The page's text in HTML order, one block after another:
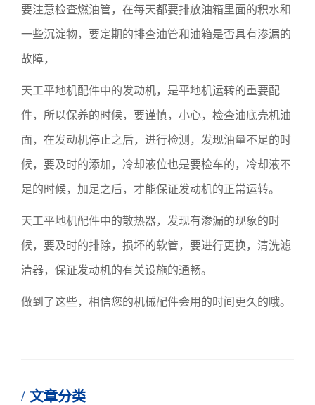
要注意检查燃油管，在每天都要排放油箱里面的积水和
一些沉淀物，要定期的排查油管和油箱是否具有渗漏的
故障，
天工平地机配件中的发动机，是平地机运转的重要配
件，所以保养的时候，要谨慎，小心，检查油底壳机油
面，在发动机停止之后，进行检测，发现油量不足的时
候，要及时的添加，冷却液位也是要检车的，冷却液不
足的时候，加足之后，才能保证发动机的正常运转。
天工平地机配件中的散热器，发现有渗漏的现象的时
候，要及时的排除，损坏的软管，要进行更换，清洗滤
清器，保证发动机的有关设施的通畅。
做到了这些，相信您的机械配件会用的时间更久的哦。
文章分类